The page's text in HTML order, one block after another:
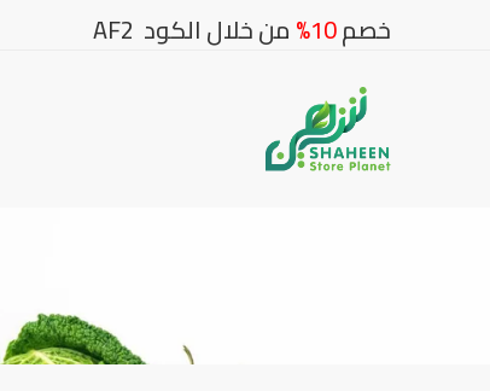
خصم10% من خلال الكود AF2